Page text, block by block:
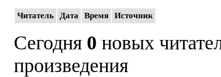
Читатель Дата Время Источник
Сегодня 0 новых
произведения